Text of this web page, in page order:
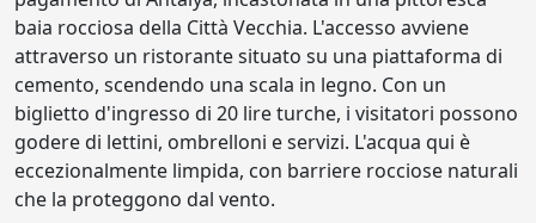
baia rocciosa della Città Vecchia. L'accesso avviene
attraverso un ristorante situato su una piattaforma di
cemento, scendendo una scala in legno. Con un
biglietto d'ingresso di 20 lire turche, i visitatori possono
godere di lettini, ombrelloni e servizi. L'acqua qui è
eccezionalmente limpida, con barriere rocciose naturali
che la proteggono dal vento.